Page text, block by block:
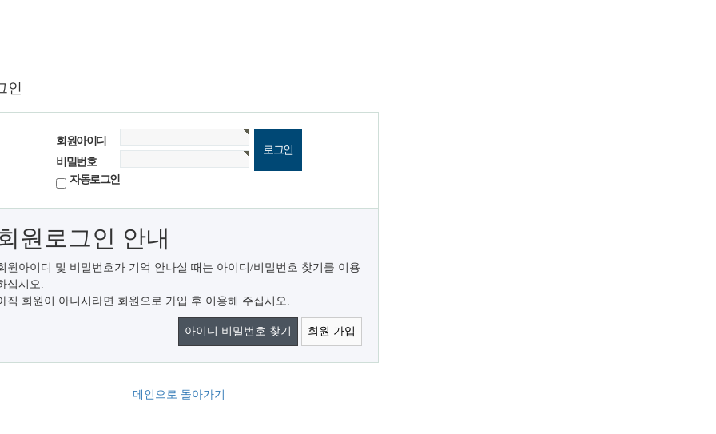
인
회원아이디
비밀번호
자동로그인
원로그인 안내
원아이디 및 비밀번호가 기억 안나실 때는 아이디/비밀번호 찾기를 이용
십시오.
직 회원이 아니시라면 회원으로 가입 후 이용해 주십시오.
아이디 비밀번호 찾기 회원 가입
메인으로 돌아가기